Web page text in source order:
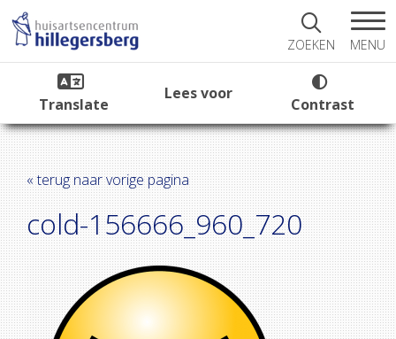
ZOEKEN MENU
Translate
Lees voor
Contrast
« terug naar vorige pagina
cold-156666_960_720